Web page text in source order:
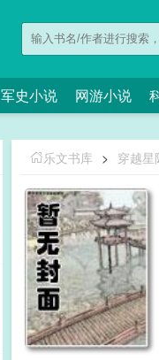
军史小说 网游小说
乐文书库 > 穿越星